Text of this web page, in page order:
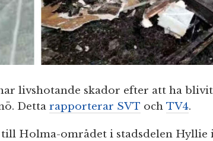
livshotande skador efter att ha
Detta rapporterar SVT och TV4.
till Holma-området i stadsdelen Hyllie